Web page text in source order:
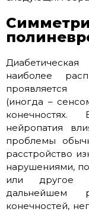
наиболее
проявляется
(иногда –
конечностях.
нейропатия
проблемы
расстройство
нарушениями,
или другое
дальнейшем
конечностей,